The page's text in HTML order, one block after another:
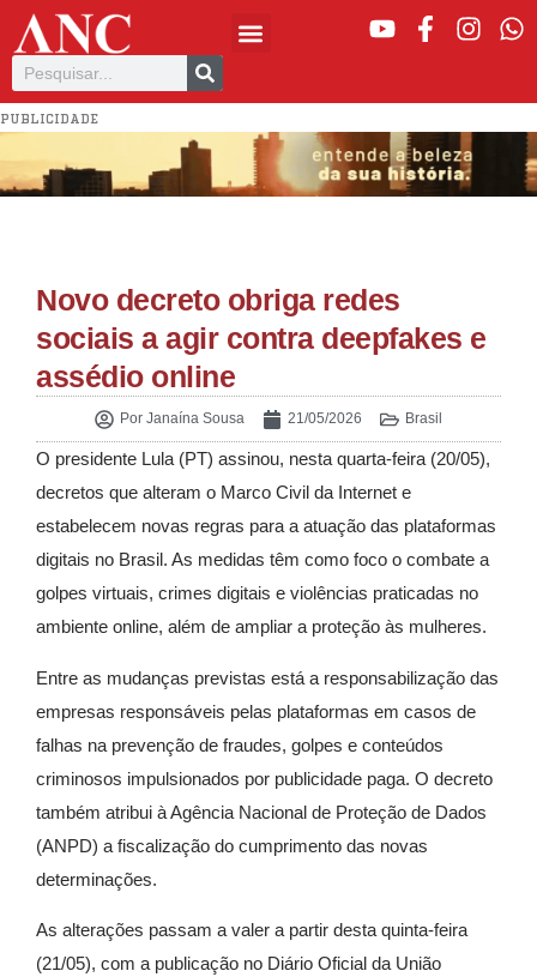
PUBLICIDADE
Novo decreto obriga redes
sociais a agir contra deepfakes e
assédio online
Por Janaína Sousa 21/05/2026 Brasil
O presidente Lula (PT) assinou, nesta quarta-feira (20/05),
decretos que alteram o Marco Civil da Internet e
estabelecem novas regras para a atuação das plataformas
digitais no Brasil. As medidas têm como foco o combate a
golpes virtuais, crimes digitais e violências praticadas no
ambiente online, além de ampliar a proteção às mulheres.
Entre as mudanças previstas está a responsabilização das
empresas responsáveis pelas plataformas em casos de
falhas na prevenção de fraudes, golpes e conteúdos
criminosos impulsionados por publicidade paga. O decreto
também atribui à Agência Nacional de Proteção de Dados
(ANPD) a fiscalização do cumprimento das novas
determinações.
As alterações passam a valer a partir desta quinta-feira
(21/05), com a publicação no Diário Oficial da União